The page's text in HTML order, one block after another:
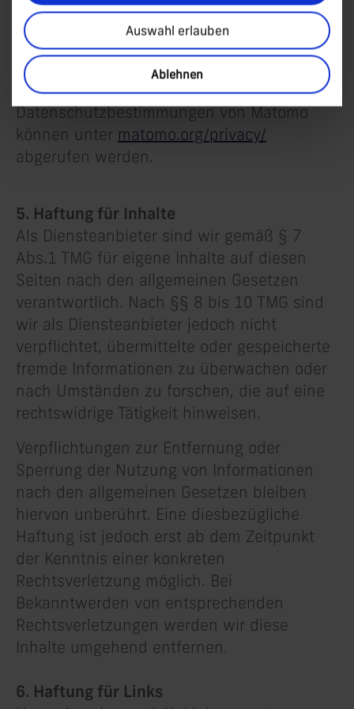
Auswahl erlauben
Ablehnen
besteht jedoch die Möglichkeit, dass unsere
Website nicht mehr vollumfänglich nutzbar
ist.
Weitere Informationen und die geltenden
Datenschutzbestimmungen von Matomo
können unter matomo.org/privacy/
abgerufen werden.
5. Haftung für Inhalte
Als Diensteanbieter sind wir gemäß § 7
Abs.1 TMG für eigene Inhalte auf diesen
Seiten nach den allgemeinen Gesetzen
verantwortlich. Nach §§ 8 bis 10 TMG sind
wir als Diensteanbieter jedoch nicht
verpflichtet, übermittelte oder gespeicherte
fremde Informationen zu überwachen oder
nach Umständen zu forschen, die auf eine
rechtswidrige Tätigkeit hinweisen.
Verpflichtungen zur Entfernung oder
Sperrung der Nutzung von Informationen
nach den allgemeinen Gesetzen bleiben
hiervon unberührt. Eine diesbezügliche
Haftung ist jedoch erst ab dem Zeitpunkt
der Kenntnis einer konkreten
Rechtsverletzung möglich. Bei
Bekanntwerden von entsprechenden
Rechtsverletzungen werden wir diese
Inhalte umgehend entfernen.
6. Haftung für Links